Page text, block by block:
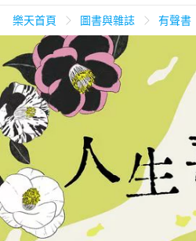
天天免運 美食蛋糕
居家生活
女裝 男裝
樂天首頁 圖書與雜誌 有聲書